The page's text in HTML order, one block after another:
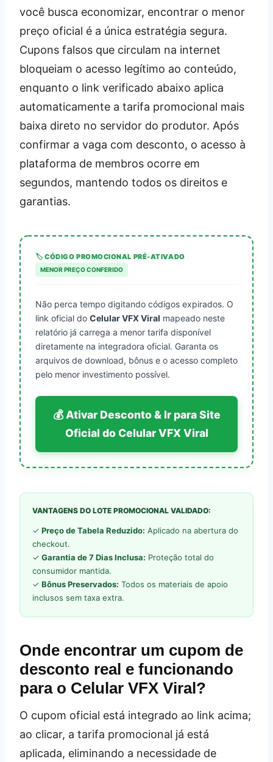
você busca economizar, encontrar o menor
preço oficial é a única estratégia segura.
Cupons falsos que circulam na internet
bloqueiam o acesso legítimo ao conteúdo,
enquanto o link verificado abaixo aplica
automaticamente a tarifa promocional mais
baixa direto no servidor do produtor. Após
confirmar a vaga com desconto, o acesso à
plataforma de membros ocorre em
segundos, mantendo todos os direitos e
garantias.
🏷️ CÓDIGO PROMOCIONAL PRÉ-ATIVADO
MENOR PREÇO CONFERIDO
Não perca tempo digitando códigos expirados. O
link oficial do Celular VFX Viral mapeado neste
relatório já carrega a menor tarifa disponível
diretamente na integradora oficial. Garanta os
arquivos de download, bônus e o acesso completo
pelo menor investimento possível.
💰 Ativar Desconto & Ir para Site
Oficial do Celular VFX Viral
VANTAGENS DO LOTE PROMOCIONAL VALIDADO:
✓ Preço de Tabela Reduzido: Aplicado na abertura do
checkout.
✓ Garantia de 7 Dias Inclusa: Proteção total do
consumidor mantida.
✓ Bônus Preservados: Todos os materiais de apoio
inclusos sem taxa extra.
Onde encontrar um cupom de
desconto real e funcionando
para o Celular VFX Viral?
O cupom oficial está integrado ao link acima;
ao clicar, a tarifa promocional já está
aplicada, eliminando a necessidade de